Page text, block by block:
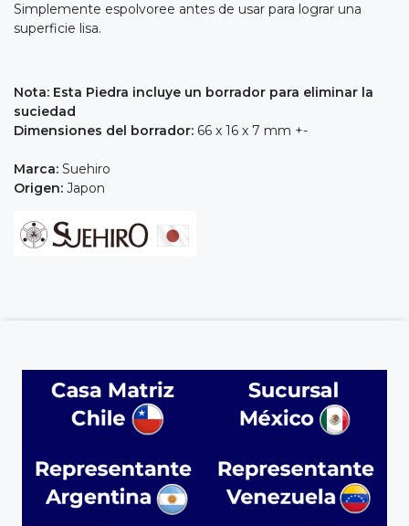
Simplemente espolvoree antes de usar para lograr una
superficie lisa.
Nota: Esta Piedra incluye un borrador para eliminar la
suciedad
Dimensiones del borrador: 66 x 16 x 7 mm +-
Marca: Suehiro
Origen: Japon